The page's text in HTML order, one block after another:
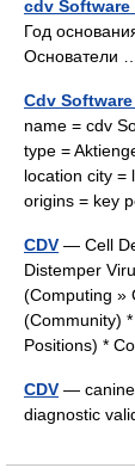
cdv
Год
Основатели
Cdv
name = cdv
type =
location city =
origins = key
CDV — Cell
Distemper
(Computing »
(Community)
Positions) *
CDV — canine
diagnostic